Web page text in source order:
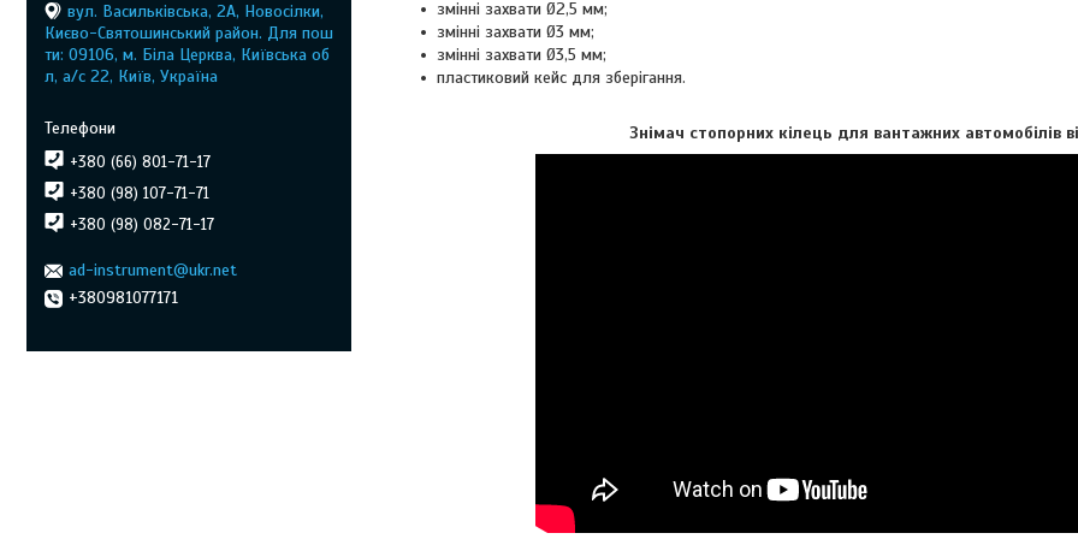
змінні захвати Ø2,5 мм;
змінні захвати Ø3 мм;
змінні захвати Ø3,5 мм;
пластиковий кейс для зберігання.
Знімач стопорних кілець для вантажних автомобілів
вул. Васильківська, 2А, Новосілки,
Києво-Святошинський район. Для пош
ти: 09106, м. Біла Церква, Київська об
л, а/с 22, Київ, Україна
+380 (66) 801-71-17
+380 (98) 107-71-71
+380 (98) 082-71-17
ad-instrument@ukr.net
+380981077171